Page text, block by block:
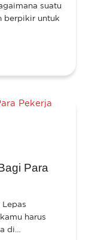
suatu
berpikir untuk
Para
harus
di…